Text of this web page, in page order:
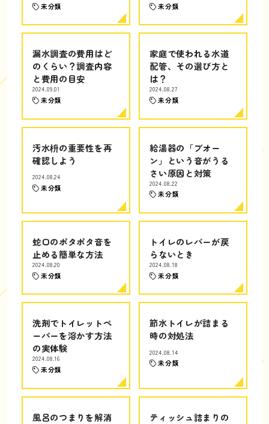
未分類 未分類
漏水調査の費用はど
のくらい？調査内容
と費用の目安
2024.09.01
未分類
家庭で使われる水道
配管、その選び方と
は？
2024.08.27
未分類
汚水枡の重要性を再
確認しよう
2024.08.24
未分類
給湯器の「ブオー
ン」という音がうる
さい原因と対策
2024.08.22
未分類
蛇口のポタポタ音を
止める簡単な方法
2024.08.20
未分類
トイレのレバーが戻
らないとき
2024.08.18
未分類
洗剤でトイレットペ
ーパーを溶かす方法
の実体験
2024.08.16
未分類
節水トイレが詰まる
時の対処法
2024.08.14
未分類
風呂のつまりを解消
ティッシュ詰まりの